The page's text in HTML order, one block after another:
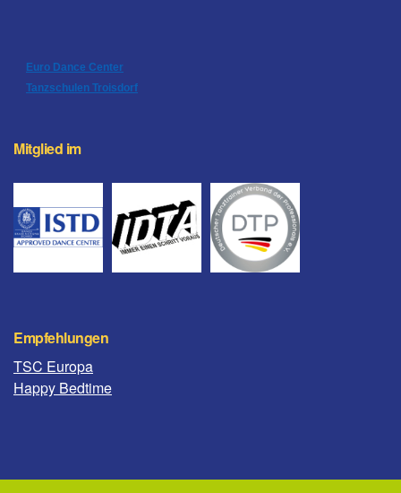
Euro Dance Center
Tanzschulen Troisdorf
Mitglied im
Empfehlungen
TSC Europa
Happy Bedtime